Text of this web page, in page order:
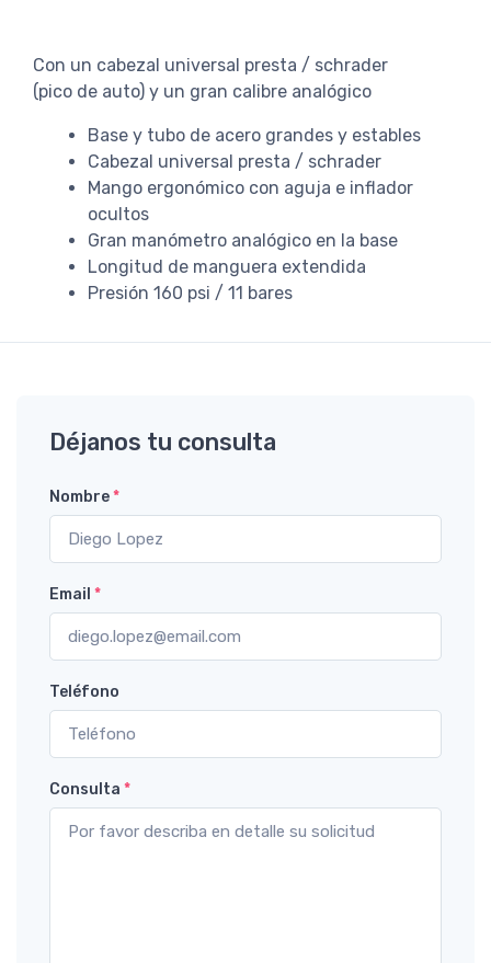
Con un cabezal universal presta / schrader
(pico de auto) y un gran calibre analógico
Base y tubo de acero grandes y estables
Cabezal universal presta / schrader
Mango ergonómico con aguja e inflador
ocultos
Gran manómetro analógico en la base
Longitud de manguera extendida
Presión 160 psi / 11 bares
Déjanos tu consulta
Nombre*
Email *
Teléfono
Consulta *